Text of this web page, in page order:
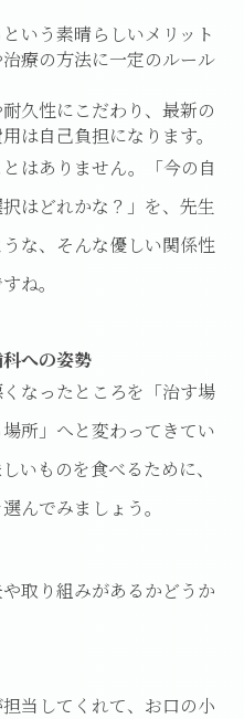
いう素晴らしいメリット
療の方法に一定のルール
久性にこだわり、最新の
は自己負担になります。
はありません。「今の自
はどれかな？」を、先生
な、そんな優しい関係性
ね。
への姿勢
なったところを「治す場
所」へと変わってきてい
いものを食べるために、
んでみましょう。
取り組みがあるかどうか
当してくれて、お口の小